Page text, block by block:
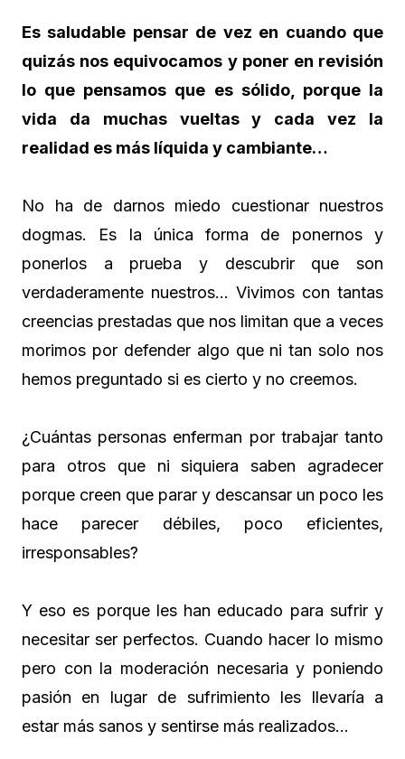
Es saludable pensar de vez en cuando que
quizás nos equivocamos y poner en revisión
lo que pensamos que es sólido, porque la
vida da muchas vueltas y cada vez la
realidad es más líquida y cambiante…
No ha de darnos miedo cuestionar nuestros
dogmas. Es la única forma de ponernos y
ponerlos a prueba y descubrir que son
verdaderamente nuestros… Vivimos con tantas
creencias prestadas que nos limitan que a veces
morimos por defender algo que ni tan solo nos
hemos preguntado si es cierto y no creemos.
¿Cuántas personas enferman por trabajar tanto
para otros que ni siquiera saben agradecer
porque creen que parar y descansar un poco les
hace parecer débiles, poco eficientes,
irresponsables?
Y eso es porque les han educado para sufrir y
necesitar ser perfectos. Cuando hacer lo mismo
pero con la moderación necesaria y poniendo
pasión en lugar de sufrimiento les llevaría a
estar más sanos y sentirse más realizados…